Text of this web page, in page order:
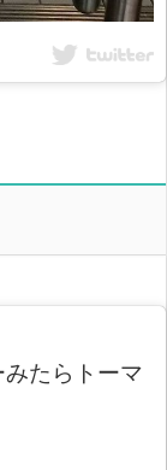
たらトーマ